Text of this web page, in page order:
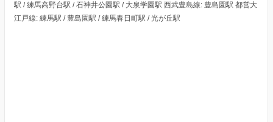
駅 / 練馬高野台駅 / 石神井公園駅 / 大泉学園駅 西武豊島線: 豊島園駅 都営大
江戸線: 練馬駅 / 豊島園駅 / 練馬春日町駅 / 光が丘駅